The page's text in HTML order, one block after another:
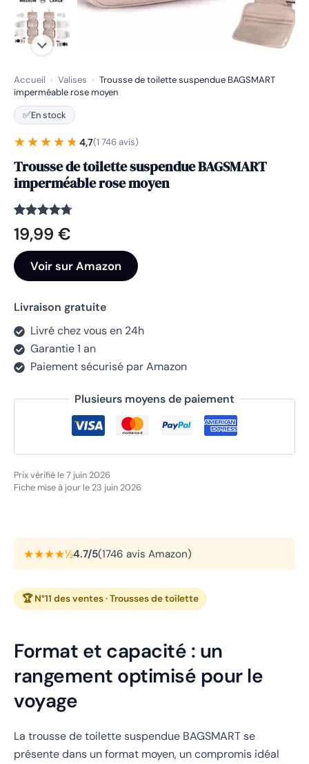
Accueil › Valises › Trousse de toilette suspendue BAGSMART
imperméable rose moyen
✅En stock
★★★★★
★★★★★ 4,7(1 746 avis)
Trousse de toilette suspendue BAGSMART
imperméable rose moyen
Noté4.7
sur 5
1746
notations
client
19,99 €
Voir sur Amazon
Livraison gratuite
Livré chez vous en 24h
Garantie 1 an
Paiement sécurisé par Amazon
Plusieurs moyens de paiement
Prix vérifié le 7 juin 2026
Fiche mise à jour le 23 juin 2026
★★★★½4.7/5(1746 avis Amazon)
🏆 N°11 des ventes · Trousses de toilette
Format et capacité : un
rangement optimisé pour le
voyage
La trousse de toilette suspendue BAGSMART se
présente dans un format moyen, un compromis idéal